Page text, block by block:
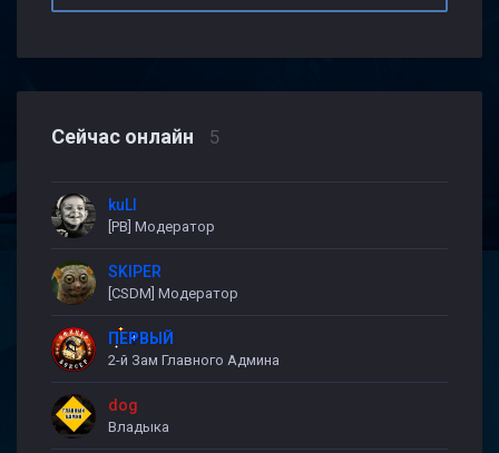
Сейчас онлайн 5
kuLI
[PB] Модератор
SKIPER
[CSDM] Модератор
ПЕРВЫЙ
2-й Зам Главного Админа
dog
Владыка